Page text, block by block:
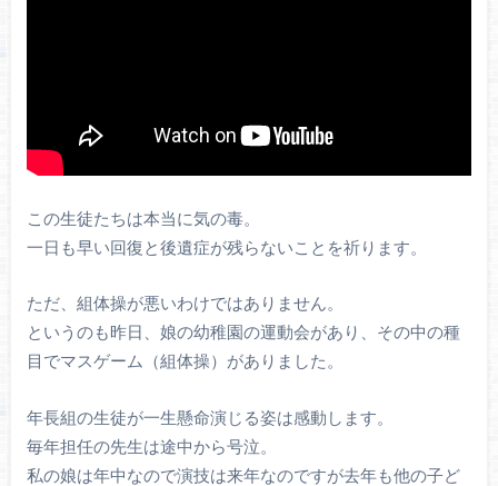
この生徒たちは本当に気の毒。
一日も早い回復と後遺症が残らないことを祈ります。
ただ、組体操が悪いわけではありません。
というのも昨日、娘の幼稚園の運動会があり、その中の種
目でマスゲーム（組体操）がありました。
年長組の生徒が一生懸命演じる姿は感動します。
毎年担任の先生は途中から号泣。
私の娘は年中なので演技は来年なのですが去年も他の子ど